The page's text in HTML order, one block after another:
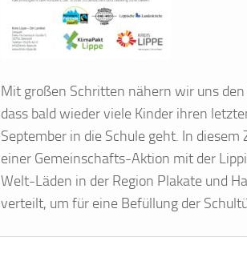
Mit großen Schritten nähern wir uns
dass bald wieder viele Kinder ihren
September in die Schule geht. In
einer Gemeinschafts-Aktion mit der
Welt-Läden in der Region Plakate und
verteilt, um für eine Befüllung der